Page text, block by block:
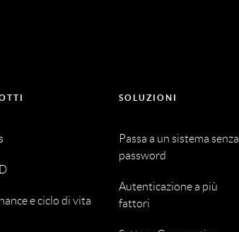
e ciclo di vita
SOLUZIONI
Passa a un sistema senza
password
Autenticazione a più
fattori